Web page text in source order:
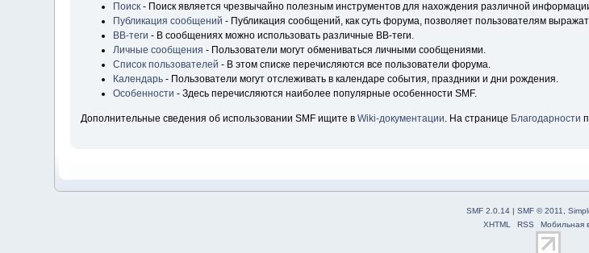
Поиск- Поиск является чрезвычайно полезным инструментов для нахождения различной
Публикация сообщений - Публикация сообщений, как суть форума, позволяет пользователям
BB-теги - В сообщениях можно использовать различные BB-теги.
Личные сообщения - Пользователи могут обмениваться личными сообщениями.
Список пользователей - В этом списке перечисляются все пользователи форума.
Календарь- Пользователи могут отслеживать в календаре события, праздники и дни рождения.
Особенности - Здесь перечисляются наиболее популярные особенности SMF.
Дополнительные сведения об использовании SMF ищите в Wiki-документации . На странице Благодарности
SMF 2.0.14| SMF © 2011,
XHTML
RSS Мобильная